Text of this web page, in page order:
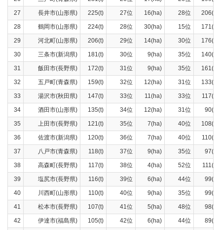
27
長井市(山形県) 225(t) 27位 16(ha) 28位
206(t)
28
鶴岡市(山形県) 224(t) 28位 30(ha) 15位
171(t)
29
河北町(山形県) 206(t) 29位 14(ha) 30位
176(t)
30
三条市(新潟県) 181(t) 30位 9(ha) 35位
140(t)
31
飯田市(長野県) 172(t) 31位 9(ha) 35位
161(t)
32
五戸町(青森県) 159(t) 32位 12(ha) 31位
133(t)
33
湯沢市(秋田県) 147(t) 33位 11(ha) 33位
117(t)
34
酒田市(山形県) 135(t) 34位 12(ha) 31位
90(t)
35
上田市(長野県) 121(t) 35位 7(ha) 40位
108(t)
36
佐渡市(新潟県) 120(t) 36位 7(ha) 40位
110(t)
37
八戸市(青森県) 118(t) 37位 9(ha) 35位
97(t)
38
高森町(長野県) 117(t) 38位 4(ha) 52位
111(t)
39
塩尻市(長野県) 116(t) 39位 6(ha) 44位
99(t)
40
川西町(山形県) 110(t) 40位 9(ha) 35位
99(t)
41
松本市(長野県) 107(t) 41位 5(ha) 48位
98(t)
42
伊達市(福島県) 105(t) 42位 6(ha) 44位
89(t)